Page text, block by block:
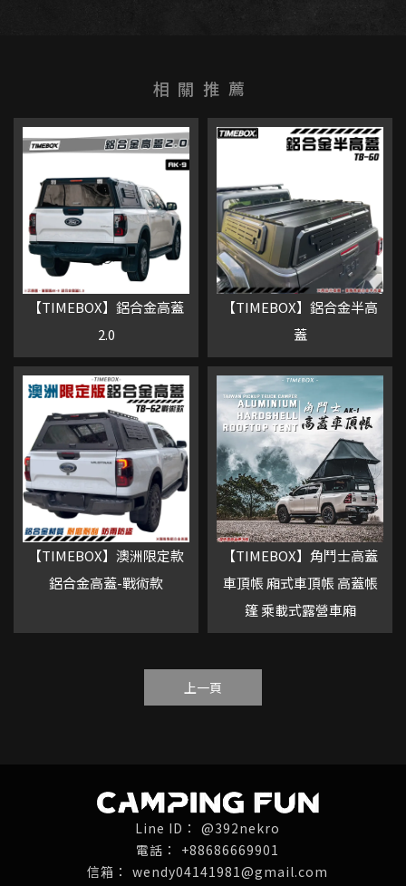
【TIMEBOX】鋁合金高蓋
2.0
【TIMEBOX】鋁合金半高
蓋
【TIMEBOX】澳洲限定款
鋁合金高蓋-戰術款
【TIMEBOX】角鬥士高蓋
車頂帳 廂式車頂帳 高蓋帳
篷 乘載式露營車廂
上一頁
@392nekro
+88686669901
wendy04141981@gmail.com